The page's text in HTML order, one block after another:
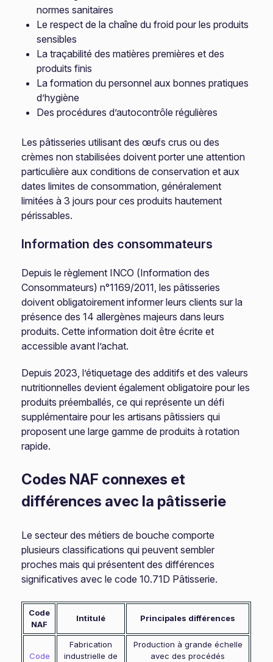
normes sanitaires
Le respect de la chaîne du froid pour les produits
sensibles
La traçabilité des matières premières et des
produits finis
La formation du personnel aux bonnes pratiques
d’hygiène
Des procédures d’autocontrôle régulières
Les pâtisseries utilisant des œufs crus ou des
crèmes non stabilisées doivent porter une attention
particulière aux conditions de conservation et aux
dates limites de consommation, généralement
limitées à 3 jours pour ces produits hautement
périssables.
Information des consommateurs
Depuis le règlement INCO (Information des
Consommateurs) n°1169/2011, les pâtisseries
doivent obligatoirement informer leurs clients sur la
présence des 14 allergènes majeurs dans leurs
produits. Cette information doit être écrite et
accessible avant l’achat.
Depuis 2023, l’étiquetage des additifs et des valeurs
nutritionnelles devient également obligatoire pour les
produits préemballés, ce qui représente un défi
supplémentaire pour les artisans pâtissiers qui
proposent une large gamme de produits à rotation
rapide.
Codes NAF connexes et
différences avec la pâtisserie
Le secteur des métiers de bouche comporte
plusieurs classifications qui peuvent sembler
proches mais qui présentent des différences
significatives avec le code 10.71D Pâtisserie.
Code
NAF
Intitulé Principales différences
Code
Fabrication
industrielle de
Production à grande échelle
avec des procédés